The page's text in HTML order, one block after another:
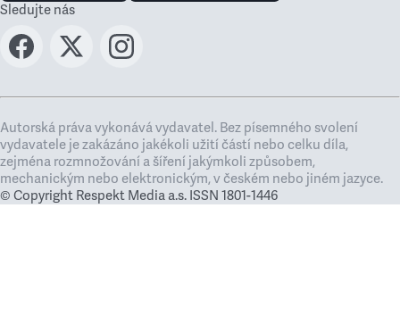
Sledujte nás
Autorská práva vykonává vydavatel. Bez písemného svolení
vydavatele je zakázáno jakékoli užití částí nebo celku díla,
zejména rozmnožování a šíření jakýmkoli způsobem,
mechanickým nebo elektronickým, v českém nebo jiném jazyce.
© Copyright Respekt Media a.s. ISSN 1801-1446